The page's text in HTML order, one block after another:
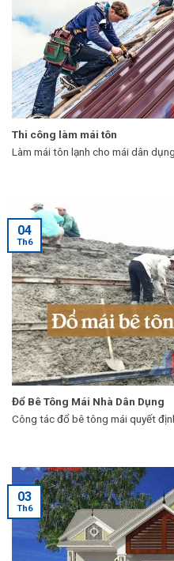
Thi công làm mái tôn
Làm mái tôn lạnh cho mái dân
Đổ Bê Tông Mái Nhà Dân Dụng
Công tác đổ bê tông mái quyết
04
Th6
03
Th6